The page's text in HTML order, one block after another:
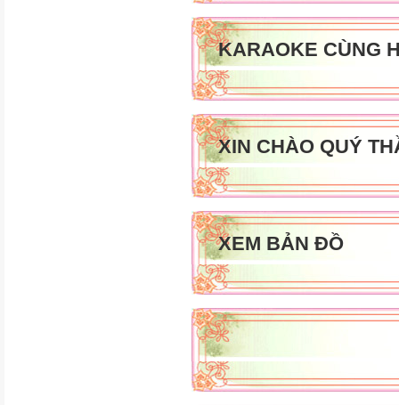
KARAOKE CÙNG
XIN CHÀO QUÝ
XEM BẢN ĐỒ